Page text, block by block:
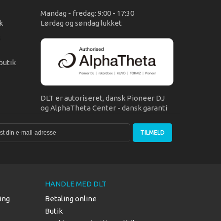
Mandag - fredag: 9:00 - 17:30
Lørdag og søndag lukket
DLT er autoriseret, dansk Pioneer DJ
og AlphaTheta Center - dansk garanti
TILMELD
HANDLE MED DLT
Betaling online
Butik